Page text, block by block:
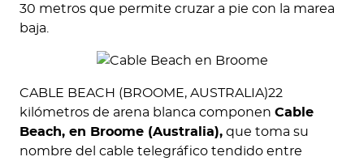
30 metros que permite cruzar a pie con la marea
baja.
CABLE BEACH (BROOME, AUSTRALIA)22
kilómetros de arena blanca componen Cable
Beach, en Broome (Australia), que toma su
nombre del cable telegráfico tendido entre